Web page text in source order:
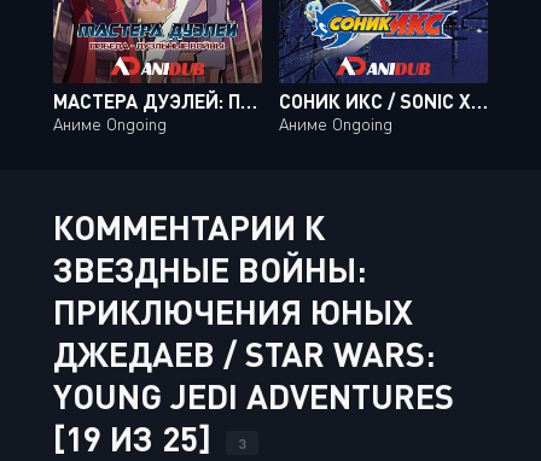
МАСТЕРА ДУЭЛЕЙ: ПОБЕДА - ДУЭЛЬНЫЕ ВОЙНЫ / DUEL MASTERS WIN: DUEL WARS-HEN [28 ИЗ 49]
Аниме Ongoing
СОНИК ИКС / SONIC X [18 ИЗ 78]
Аниме Ongoing
КОММЕНТАРИИ К
ЗВЕЗДНЫЕ ВОЙНЫ:
ПРИКЛЮЧЕНИЯ ЮНЫХ
ДЖЕДАЕВ / STAR WARS:
YOUNG JEDI ADVENTURES
[19 ИЗ 25]
3